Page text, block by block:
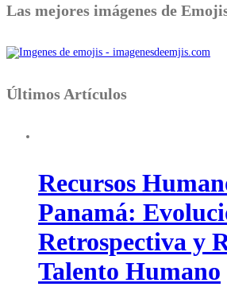
Las mejores imágenes de
Últimos Artículos
Recursos
Panamá:
Retrospectiva y
Talento Humano